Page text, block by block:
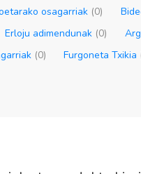
osagarriak (0)
Erloju adimendunak (0)
(0) Furgoneta Txikia